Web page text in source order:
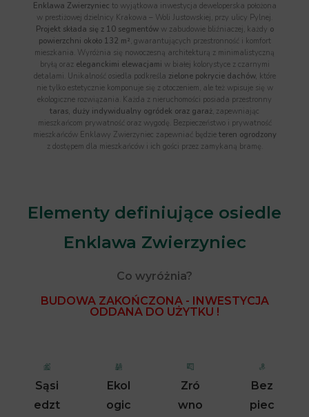
Enklawa Zwierzyniec to wyjątkowa inwestycja deweloperska położona
w prestiżowej dzielnicy Krakowa – Woli Justowskiej, przy ulicy Pylnej.
Projekt składa się z 10 segmentóww zabudowie bliźniaczej, każdy o
powierzchni około 132 m², gwarantujących przestronność i komfort
mieszkania. Wyróżnia się nowoczesną architekturą z minimalistyczną
bryłą oraz eleganckimi elewacjami w białej kolorystyce z czarnymi
detalami. Unikalność osiedla podkreśla zielone pokrycie dachów, które
nie tylko estetycznie komponuje się z otoczeniem, ale też wpisuje się w
ekologiczne rozwiązania. Każda z nieruchomości posiada przestronny
taras, duży indywidualny ogródek oraz garaż, zapewniając
mieszkańcom prywatność oraz wygodę. Bezpieczeństwo i prywatność
mieszkańców Enklawy Zwierzyniec zapewniać będzie teren ogrodzony
z dostępem dla mieszkańców i ich gości przez zamykaną bramę.
Elementy definiujące osiedle
Enklawa Zwierzyniec
Co wyróżnia?
BUDOWA ZAKOŃCZONA - INWESTYCJA
ODDANA DO UŻYTKU !
Sąsi
Edzt
Ekol
Ogic
Zró
Wno
Bez
Piec